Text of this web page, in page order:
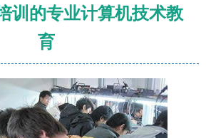
训的专业计算机技术教
育